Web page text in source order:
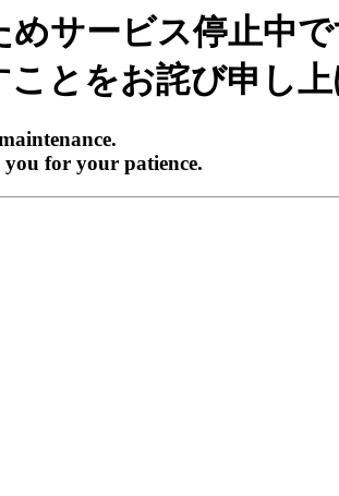
サービス停止中で
とをお詫び申し上
for your patience.